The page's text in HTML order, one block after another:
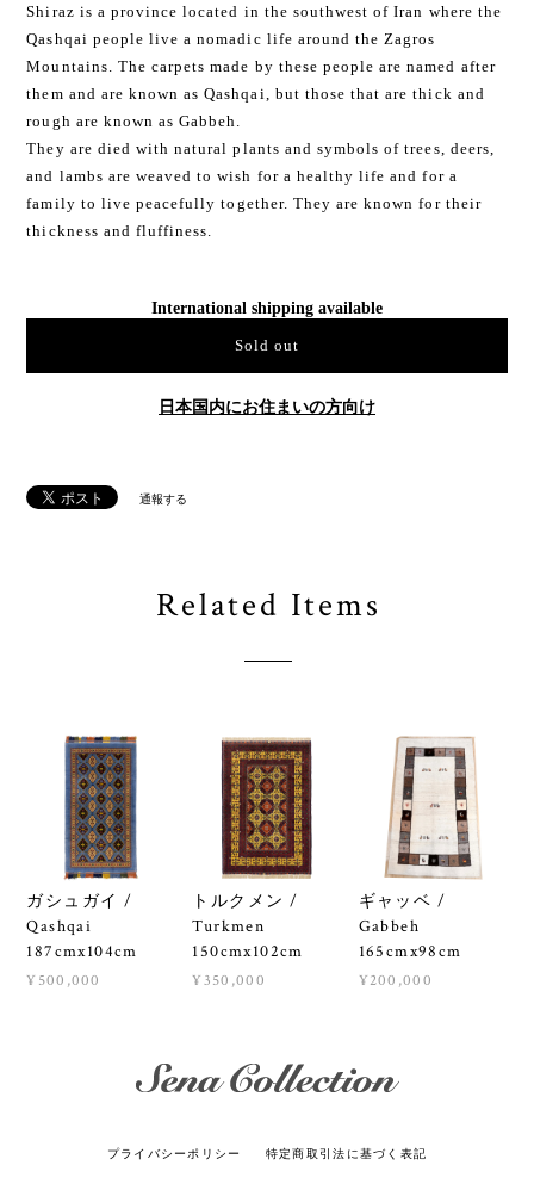
Shiraz is a province located in the southwest of Iran where the
Qashqai people live a nomadic life around the Zagros
Mountains. The carpets made by these people are named after
them and are known as Qashqai, but those that are thick and
rough are known as Gabbeh.
They are died with natural plants and symbols of trees, deers,
and lambs are weaved to wish for a healthy life and for a
family to live peacefully together. They are known for their
thickness and fluffiness.
International shipping available
Sold out
日本国内にお住まいの方向け
通報する
Related Items
ガシュガイ /
Qashqai
187cmx104cm
¥500,000
トルクメン /
Turkmen
150cmx102cm
¥350,000
ギャッベ /
Gabbeh
165cmx98cm
¥200,000
プライバシーポリシー 特定商取引法に基づく表記